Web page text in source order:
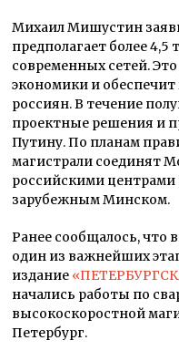
Михаил Мишустин
предполагает более
современных сетей.
экономики и
россиян. В течение
проектные решения и
Путину. По планам
магистрали соединят
российскими центрами
зарубежным Минском.
Ранее сообщалось, что
один из важнейших
издание
начались работы по
высокоскоростной
Петербург.